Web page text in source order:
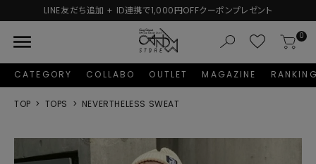
LINE友だち追加 + ID連携で1,000円OFFクーポンプレゼント
menu 0
CATEGORY COLLABO OUTLET MAGAZINE
TOP TOPS NEVERTHELESS SWEAT